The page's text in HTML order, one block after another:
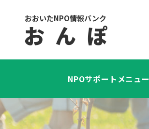
おおいたNPO情報バンク
お ん ぽ
NPOサポートメニュー